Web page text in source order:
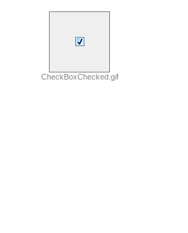
CheckBoxChecked.gif